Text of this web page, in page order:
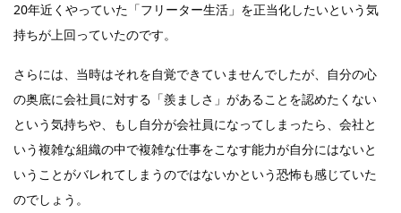
20年近くやっていた「フリーター生活」を正当化したいという気
持ちが上回っていたのです。
さらには、当時はそれを自覚できていませんでしたが、自分の心
の奥底に会社員に対する「羨ましさ」があることを認めたくない
という気持ちや、もし自分が会社員になってしまったら、会社と
いう複雑な組織の中で複雑な仕事をこなす能力が自分にはないと
いうことがバレれてしまうのではないかという恐怖も感じていた
のでしょう。